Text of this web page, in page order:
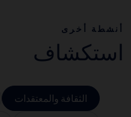
أنشطة أخرى
استكشاف
الثقافة والمعتقدات